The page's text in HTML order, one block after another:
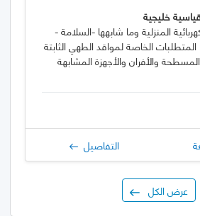
خليجية
المنزلية وما شابهها -السلامة -
2-6: المتطلبات الخاصة لمواقد الطهي الثابتة
والأفران والأجهزة المشابهة
التفاصيل
عرض الكل